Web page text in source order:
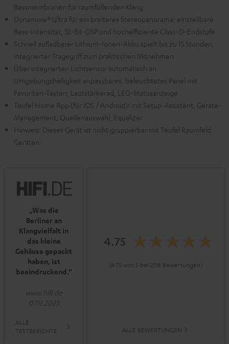
Bassmembranen für raumfüllenden Klang
Dynamore® Ultra für ein breiteres Stereopanorama; einstellbare
Bass-Intensität, 32-Bit-DSP und hocheffiziente Class-D-Endstufe
Schnell aufladbarer Lithium-Ionen-Akku spielt bis zu 15 Stunden,
integrierter Tragegriff zum praktischen Mitnehmen
Über integrierten Lichtsensor automatisch an
Umgebungshelligkeit anpassbares, beleuchtetes Panel mit
Favoriten-Tasten, Lautstärkerad, LED-Statusanzeige
Teufel Home App (für iOS / Android): mit Setup-Assistent, Geräte-
Management, Quellenauswahl, Equalizer
Hinweis: Dieses Gerät ist nicht gruppierbar mit Teufel Raumfeld
Geräten
„Was die
Berliner an
Klangvielfalt in
das kleine
Gehäuse gepackt
haben, ist
beeindruckend.“
www.hifi.de
07.11.2023
ALLE
TESTBERICHTE
4.75
(4.75 von 5 bei 208 Bewertungen)
ALLE BEWERTUNGEN